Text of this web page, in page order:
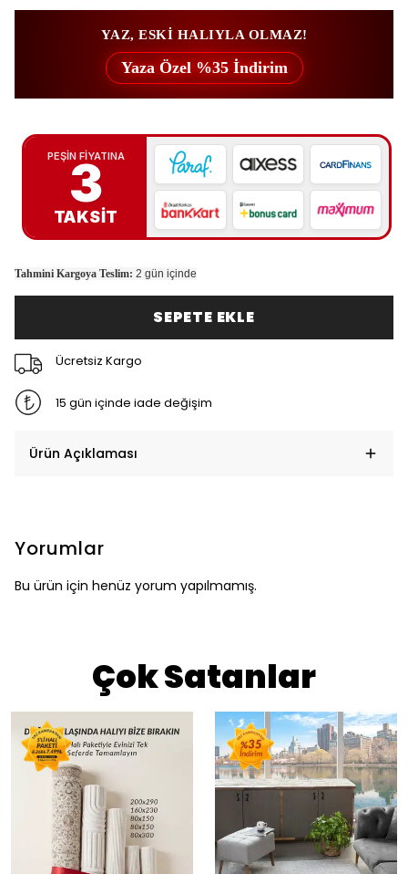
Tahmini Kargoya Teslim: 2 gün içinde
SEPETE EKLE
Ücretsiz Kargo
15 gün içinde iade değişim
Ürün Açıklaması
Yorumlar
Bu ürün için henüz yorum yapılmamış.
Çok Satanlar